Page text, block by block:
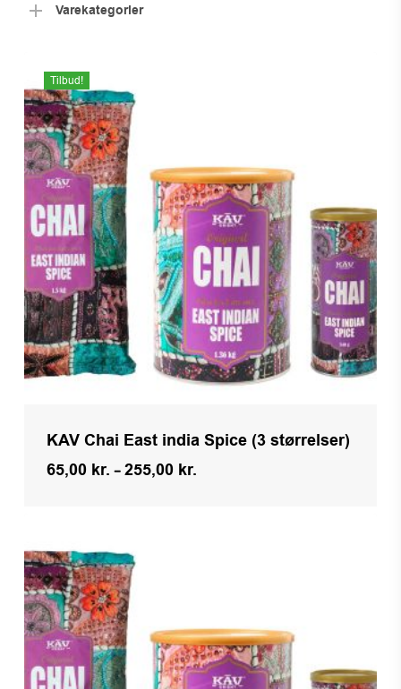
Varekategorier
Tilbud!
KAV Chai East india Spice (3 størrelser)
65,00 kr. –255,00 kr.